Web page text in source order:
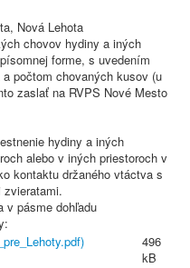
Nová Lehota
chovov hydiny a iných
forme, s uvedením
počtom chovaných kusov (u
zaslať na RVPS Nové Mesto
hydiny a iných
alebo v iných priestoroch v
kontaktu držaného vtáctva s
v pásme dohľadu
496
kB